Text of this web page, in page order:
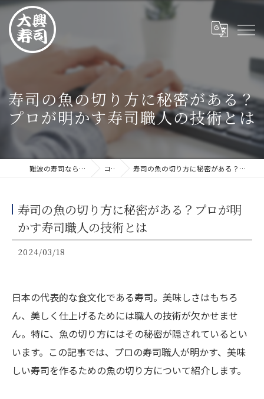
寿司の魚の切り方に秘密がある？
プロが明かす寿司職人の技術とは
難波の寿司なら大興寿司 難波店 コラム 寿司の魚の切り方に秘密がある？プロが明かす寿司職人の技術とは
寿司の魚の切り方に秘密がある？プロが明
かす寿司職人の技術とは
2024/03/18
日本の代表的な食文化である寿司。美味しさはもちろ
ん、美しく仕上げるためには職人の技術が欠かせませ
ん。特に、魚の切り方にはその秘密が隠されているとい
います。この記事では、プロの寿司職人が明かす、美味
しい寿司を作るための魚の切り方について紹介します。